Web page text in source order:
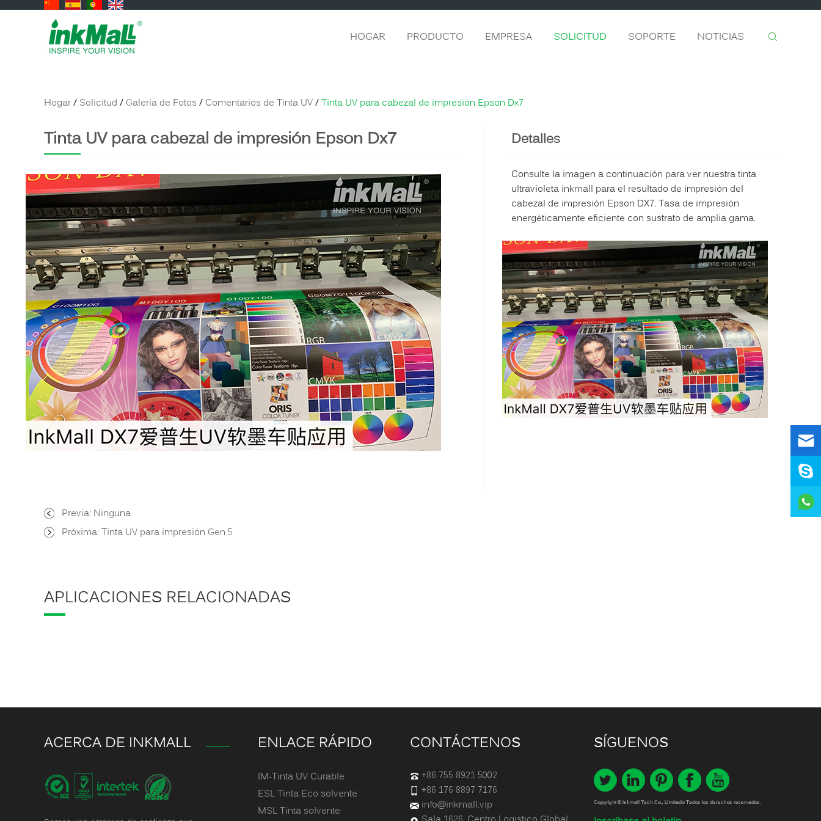
HOGAR PRODUCTO EMPRESA SOLICITUD SOPORTE NOTICIAS
Hogar/ Solicitud / Galería de Fotos / Comentarios de Tinta UV/Tinta UV para cabezal de impresión Epson Dx7
Tinta UV para cabezal de impresión Epson Dx7 Detalles
Consulte la imagen a continuación para ver nuestra tinta
ultravioleta inkmall para el resultado de impresión del
cabezal de impresión Epson DX7. Tasa de impresión
energéticamente eficiente con sustrato de amplia gama.
Previa: Ninguna
Próxima: Tinta UV para impresión Gen 5
APLICACIONES RELACIONADAS
ACERCA DE INKMALL ENLACE RÁPIDO
IM-Tinta UV Curable
ESL Tinta Eco solvente
MSL Tinta solvente
CONTÁCTENOS
+86 755 8921 5002
+86 176 8897 7176
info@inkmall.vip
SÍGUENOS
Copyright © Inkmall Tech Co., Limitado Todos los derechos reservados.